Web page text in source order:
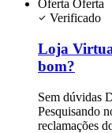
Oferta Oferta
Verificado
Loja
bom?
Sem dúvidas
Pesquisando
reclamações